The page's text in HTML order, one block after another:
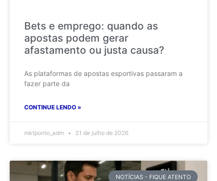
Bets e emprego: quando as
apostas podem gerar
afastamento ou justa causa?
As plataformas de apostas esportivas passaram a
fazer parte da
CONTINUE LENDO »
mktponto_adm 31 de julho de 2026
NOTÍCIAS - FIQUE ATENTO